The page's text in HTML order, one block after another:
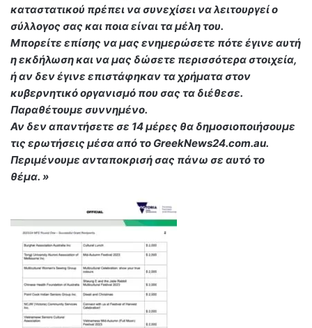
καταστατικού πρέπει να συνεχίσει να λειτουργεί ο
σύλλογος σας και ποια είναι τα μέλη του.
Μπορείτε επίσης να μας ενημερώσετε πότε έγινε αυτή
η εκδήλωση και να μας δώσετε περισσότερα στοιχεία,
ή αν δεν έγινε επιστάφηκαν τα χρήματα στον
κυβερνητικό οργανισμό που σας τα διέθεσε.
Παραθέτουμε συννημένο.
Αν δεν απαντήσετε σε 14 μέρες θα δημοσιοποιήσουμε
τις ερωτήσεις μέσα από το GreekNews24.com.au.
Περιμένουμε ανταποκρισή σας πάνω σε αυτό το
θέμα. »